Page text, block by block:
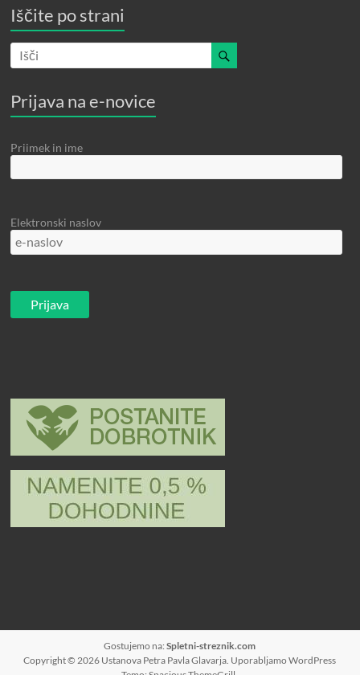
Iščite po strani
Prijava na e-novice
Priimek in ime
Elektronski naslov
Gostujemo na:Spletni-streznik.com
Copyright © 2026 Ustanova Petra Pavla Glavarja . UporabljamoWordPress